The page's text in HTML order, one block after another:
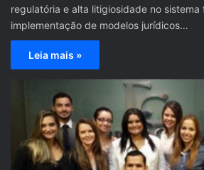
regulatória e alta litigiosidade no sistema
implementação de modelos jurídicos…
Leia mais »